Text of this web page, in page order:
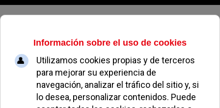
Viernes, 07 de agosto de 2026
Pozuelo acoge a las mejores
compañías de teatro aficionado de
Madrid